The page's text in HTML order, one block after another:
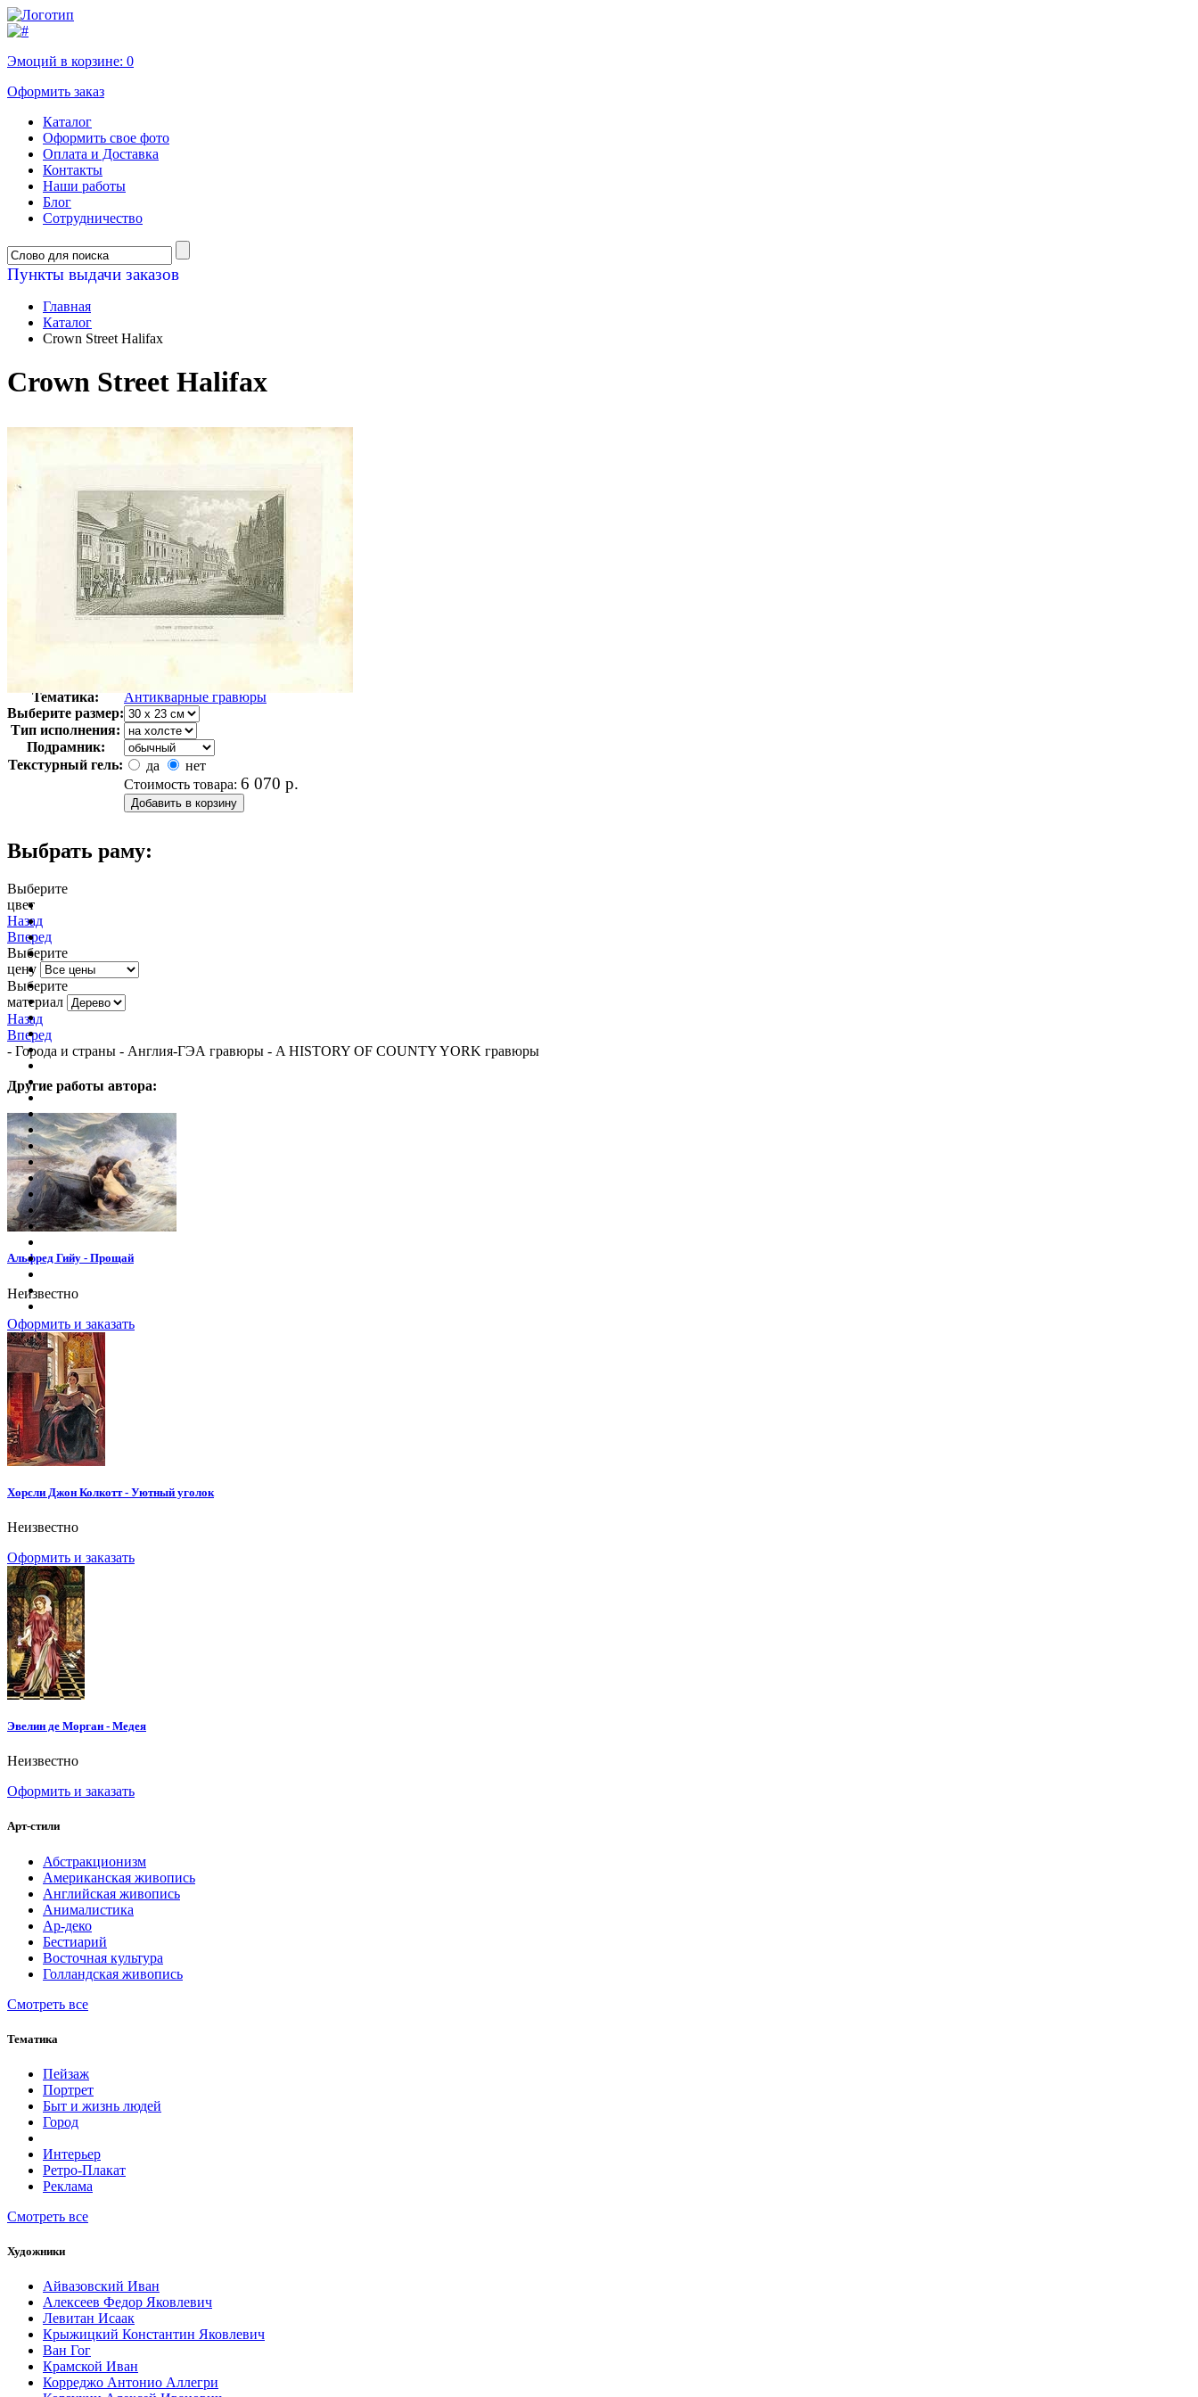
Эмоций в корзине: 0
Оформить заказ
Каталог
Оформить свое фото
Оплата и Доставка
Контакты
Наши работы
Блог
Сотрудничество
Пункты выдачи заказов
Главная
Каталог
Crown Street Halifax
Crown Street Halifax
Тематика:
Антикварные гравюры
Выберите размер:
Тип исполнения:
Подрамник:
Текстурный гель:
да
нет
Стоимость товара: 6 070 р.
Выбрать раму:
Выберите
цвет
Назад
Вперед
Выберите
цену
Выберите
материал
Назад
Вперед
- Города и страны - Англия-ГЭА гравюры - A HISTORY OF COUNTY YORK гравюры
Другие работы автора:
Альфред Гийу - Прощай
Неизвестно
Оформить и заказать
Хорсли Джон Колкотт - Уютный уголок
Неизвестно
Оформить и заказать
Эвелин де Морган - Медея
Неизвестно
Оформить и заказать
Арт-стили
Абстракционизм
Американская живопись
Английская живопись
Анималистика
Ар-деко
Бестиарий
Восточная культура
Голландская живопись
Смотреть все
Тематика
Пейзаж
Портрет
Быт и жизнь людей
Город
Интерьер
Ретро-Плакат
Реклама
Смотреть все
Художники
Айвазовский Иван
Алексеев Федор Яковлевич
Левитан Исаак
Крыжицкий Константин Яковлевич
Ван Гог
Крамской Иван
Корреджо Антонио Аллегри